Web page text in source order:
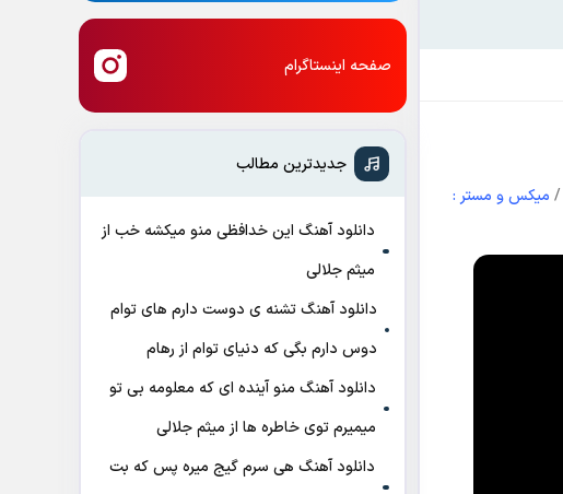
/ میکس و مستر :
صفحه اینستاگرام
جدیدترین مطالب
دانلود آهنگ این خدافظی منو میکشه خب از
میثم جلالی
دانلود آهنگ تشنه ی دوست دارم های توام
دوس دارم بگی که دنیای توام از رهام
دانلود آهنگ منو آینده ای که معلومه بی تو
میمیرم توی خاطره ها از میثم جلالی
دانلود آهنگ هی سرم گیج میره‌ پس که بت